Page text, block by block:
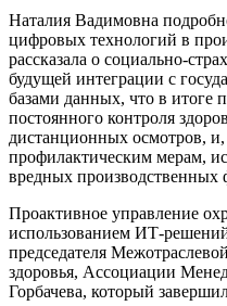
Наталия Вадимовна
цифровых технологий в
рассказала о социально-
будущей интеграции с
базами данных, что в итоге
постоянного контроля
дистанционных осмотров,
профилактическим мерам,
вредных производственных
Проактивное управление
использованием ИТ-
председателя
здоровья, Ассоциации
Горбачева, который